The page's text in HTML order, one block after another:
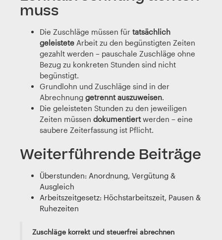
muss
Die Zuschläge müssen für tatsächlich
geleistete Arbeit zu den begünstigten Zeiten
gezahlt werden – pauschale Zuschläge ohne
Bezug zu konkreten Stunden sind nicht
begünstigt.
Grundlohn und Zuschläge sind in der
Abrechnung getrennt auszuweisen.
Die geleisteten Stunden zu den jeweiligen
Zeiten müssen dokumentiertwerden – eine
saubere Zeiterfassung ist Pflicht.
Weiterführende Beiträge
Überstunden: Anordnung, Vergütung &
Ausgleich
Arbeitszeitgesetz: Höchstarbeitszeit, Pausen &
Ruhezeiten
Zuschläge korrekt und steuerfrei abrechnen